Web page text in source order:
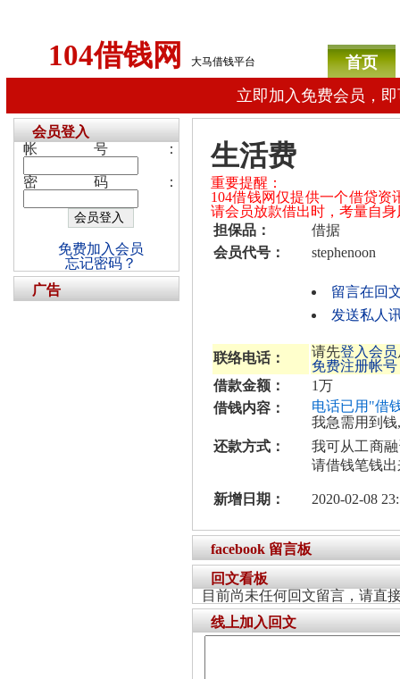
104借钱网 大马借钱平台
首页
立即加入免费会员，
生活费
重要提醒：
104借钱网仅提供一个借贷
请会员放款借出时，考量自
担保品：
借据
会员代号：
stephenoon
留言在回
发送私人
联络电话： 请先登入会员
免费注册帐号
借款金额：
1万
借钱内容：
电话已用"借
我急需用到
还款方式：
我可从工商
请借钱笔钱
新增日期： 2020-02-08
facebook 留言板
回文看板
目前尚未任何回文留言，请直
线上加入回文
会员登入
帐号：
密码：
免费加入会员
忘记密码？
广告